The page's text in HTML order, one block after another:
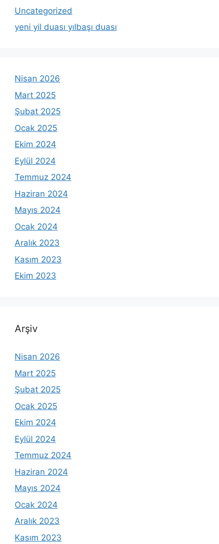
Uncategorized
yeni yil duası yılbaşı duası
Nisan 2026
Mart 2025
Şubat 2025
Ocak 2025
Ekim 2024
Eylül 2024
Temmuz 2024
Haziran 2024
Mayıs 2024
Ocak 2024
Aralık 2023
Kasım 2023
Ekim 2023
Arşiv
Nisan 2026
Mart 2025
Şubat 2025
Ocak 2025
Ekim 2024
Eylül 2024
Temmuz 2024
Haziran 2024
Mayıs 2024
Ocak 2024
Aralık 2023
Kasım 2023